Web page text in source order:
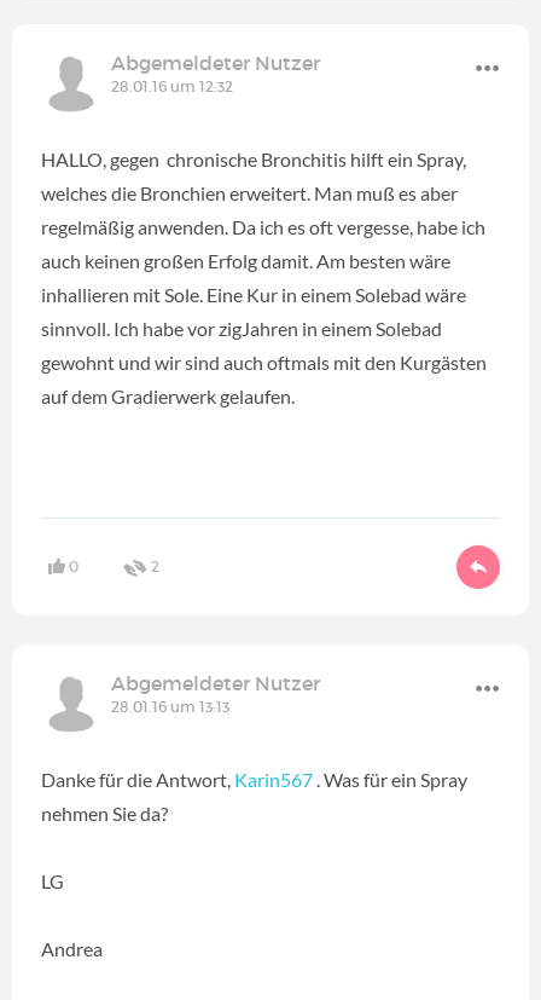
Abgemeldeter Nutzer
28.01.16 um 12:32
HALLO, gegen chronische Bronchitis hilft ein Spray,
welches die Bronchien erweitert. Man muß es aber
regelmäßig anwenden. Da ich es oft vergesse, habe ich
auch keinen großen Erfolg damit. Am besten wäre
inhallieren mit Sole. Eine Kur in einem Solebad wäre
sinnvoll. Ich habe vor zigJahren in einem Solebad
gewohnt und wir sind auch oftmals mit den Kurgästen
auf dem Gradierwerk gelaufen.
0 2
Abgemeldeter Nutzer
28.01.16 um 13:13
Danke für die Antwort, Karin567. Was für ein Spray
nehmen Sie da?
LG
Andrea